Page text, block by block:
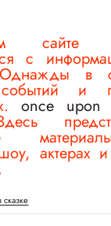
сайте
с
в
и
once
актерах и